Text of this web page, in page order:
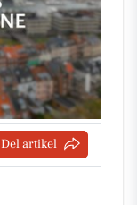
Del artikel